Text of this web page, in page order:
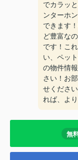
でカラッ
ンターホ
できます
ど豊富な
です！こ
い、ペッ
の物件情
さい！お
せくださ
れば、よ
無